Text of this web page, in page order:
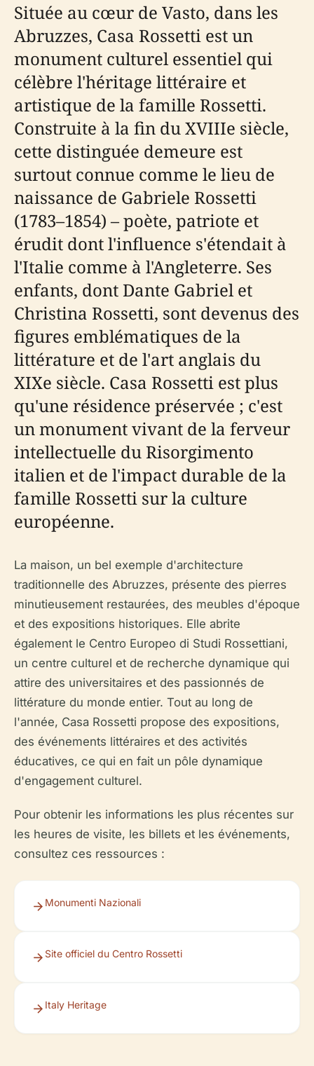
Située au cœur de Vasto, dans les
Abruzzes, Casa Rossetti est un
monument culturel essentiel qui
célèbre l'héritage littéraire et
artistique de la famille Rossetti.
Construite à la fin du XVIIIe siècle,
cette distinguée demeure est
surtout connue comme le lieu de
naissance de Gabriele Rossetti
(1783–1854) – poète, patriote et
érudit dont l'influence s'étendait à
l'Italie comme à l'Angleterre. Ses
enfants, dont Dante Gabriel et
Christina Rossetti, sont devenus des
figures emblématiques de la
littérature et de l'art anglais du
XIXe siècle. Casa Rossetti est plus
qu'une résidence préservée ; c'est
un monument vivant de la ferveur
intellectuelle du Risorgimento
italien et de l'impact durable de la
famille Rossetti sur la culture
européenne.
La maison, un bel exemple d'architecture
traditionnelle des Abruzzes, présente des pierres
minutieusement restaurées, des meubles d'époque
et des expositions historiques. Elle abrite
également le Centro Europeo di Studi Rossettiani,
un centre culturel et de recherche dynamique qui
attire des universitaires et des passionnés de
littérature du monde entier. Tout au long de
l'année, Casa Rossetti propose des expositions,
des événements littéraires et des activités
éducatives, ce qui en fait un pôle dynamique
d'engagement culturel.
Pour obtenir les informations les plus récentes sur
les heures de visite, les billets et les événements,
consultez ces ressources :
Monumenti Nazionali
Site officiel du Centro Rossetti
Italy Heritage